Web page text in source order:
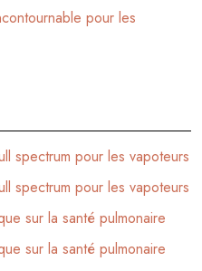
pour les
spectrum pour les vapoteurs
spectrum pour les vapoteurs
sur la santé pulmonaire
sur la santé pulmonaire